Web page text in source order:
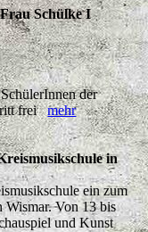
Schülke I
der
freimehr
in
ein zum
Wismar. Von 13 bis
und Kunst